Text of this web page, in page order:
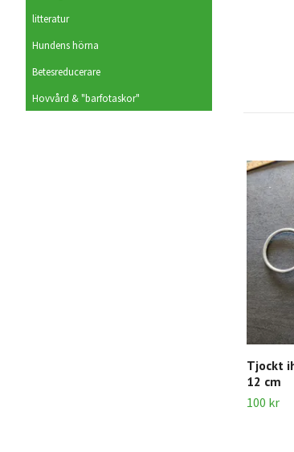
litteratur
Hundens hörna
Betesreducerare
Hovvård & "barfotaskor"
Tjockt
12 cm
100 kr